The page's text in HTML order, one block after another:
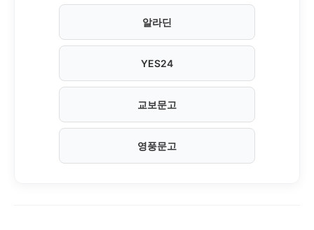
알라딘
YES24
교보문고
영풍문고